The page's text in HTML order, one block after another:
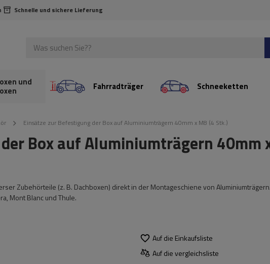
Schnelle und sichere Lieferung
und Fahrradträger Schneeketten
Einsätze zur Befestigung der Box auf Aluminiumträgern 40mm x M8 (4 Stk.)
Box auf Aluminiumträgern 40mm
Zubehörteile (z. B. Dachboxen) direkt in der Montageschiene von Aluminiumträgern.
Mont Blanc und Thule.
Auf die Einkaufsliste
Auf die vergleichsliste